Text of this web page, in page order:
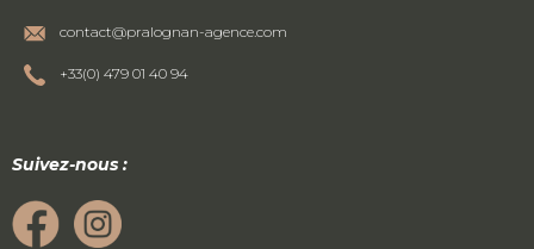
contact@pralognan-agence.com
+33(0) 479 01 40 94
Suivez-nous :